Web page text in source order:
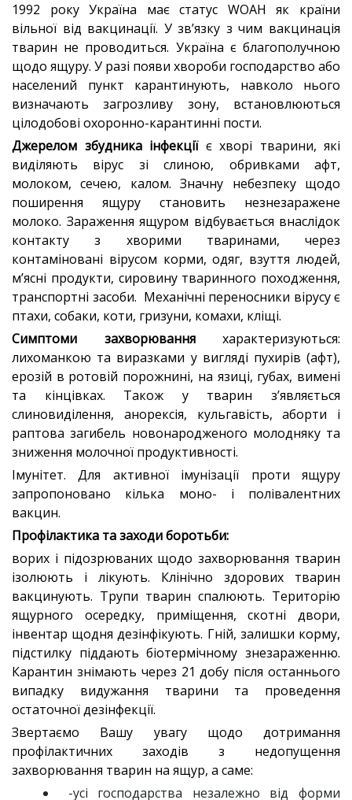
1992 року Україна має статус WOAH як країни
вільної від вакцинації. У зв’язку з чим вакцинація
тварин не проводиться. Україна є благополучною
щодо ящуру. У разі появи хвороби господарство або
населений пункт карантинують, навколо нього
визначають загрозливу зону, встановлюються
цілодобові охоронно-карантинні пости.
Джерелом збудника інфекціїє хворі тварини, які
виділяють вірус зі слиною, обривками афт,
молоком, сечею, калом. Значну небезпеку щодо
поширення ящуру становить незнезаражене
молоко. Зараження ящуром відбувається внаслідок
контакту з хворими тваринами, через
контаміновані вірусом корми, одяг, взуття людей,
м’ясні продукти, сировину тваринного походження,
транспортні засоби. Механічні переносники вірусу є
птахи, собаки, коти, гризуни, комахи, кліщі.
Симптоми захворюванняхарактеризуються:
лихоманкою та виразками у вигляді пухирів (афт),
ерозій в ротовій порожнині, на язиці, губах, вимені
та кінцівках. Також у тварин з’являється
слиновиділення, анорексія, кульгавість, аборти і
раптова загибель новонародженого молодняку та
зниження молочної продуктивності.
Імунітет. Для активної імунізації проти ящуру
запропоновано кілька моно- і полівалентних
вакцин.
Профілактика та заходи боротьби:
ворих і підозрюваних щодо захворювання тварин
ізолюють і лікують. Клінічно здорових тварин
вакцинують. Трупи тварин спалюють. Територію
ящурного осередку, приміщення, скотні двори,
інвентар щодня дезінфікують. Гній, залишки корму,
підстилку піддають біотермічному знезараженню.
Карантин знімають через 21 добу після останнього
випадку видужання тварини та проведення
остаточної дезінфекції.
Звертаємо Вашу увагу щодо дотримання
профілактичних заходів з недопущення
захворювання тварин на ящур, а саме:
-усі господарства незалежно від форми